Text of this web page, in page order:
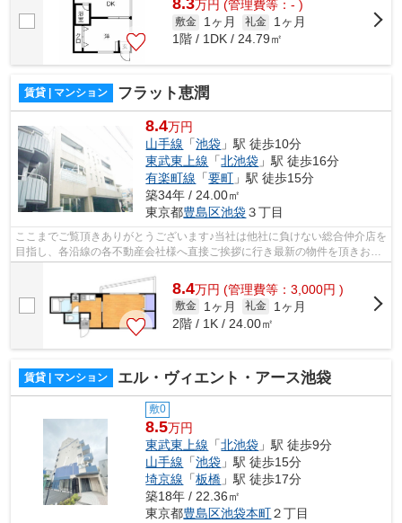
8.3万円 (管理費等：- )
敷金 1ヶ月 礼金
1ヶ月
1階 / 1DK / 24.79㎡
賃貸 | マンション フラット恵潤
8.4万円
山手線 「池袋 」駅 徒歩10分
東武東上線 「北池袋 」駅 徒歩16分
有楽町線 「要町 」駅 徒歩15分
築34年 / 24.00㎡
東京都豊島区池袋３丁目
ここまでご覧頂きありがとうございます♪当社は他社に負けない総合仲介店を
目指し、各沿線の各不動産会社様へ直接ご挨拶に行き最新の物件を頂きお客
8.4万円 (管理費等：3,000円 )
敷金 1ヶ月 礼金
1ヶ月
2階 / 1K / 24.00㎡
賃貸 | マンション エル・ヴィエント・アース池袋
敷0
8.5万円
東武東上線 「北池袋 」駅 徒歩9分
山手線 「池袋 」駅 徒歩15分
埼京線 「板橋 」駅 徒歩17分
築18年 / 22.36㎡
東京都豊島区池袋本町２丁目